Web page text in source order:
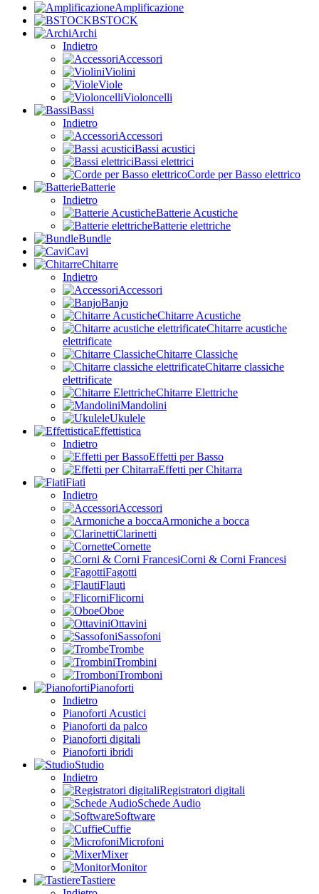
Amplificazione
BSTOCK
Archi
Indietro
Accessori
Violini
Viole
Violoncelli
Bassi
Indietro
Accessori
Bassi acustici
Bassi elettrici
Corde per Basso elettrico
Batterie
Indietro
Batterie Acustiche
Batterie elettriche
Bundle
Cavi
Chitarre
Indietro
Accessori
Banjo
Chitarre Acustiche
Chitarre acustiche
elettrificate
Chitarre Classiche
Chitarre classiche
elettrificate
Chitarre Elettriche
Mandolini
Ukulele
Effettistica
Indietro
Effetti per Basso
Effetti per Chitarra
Fiati
Indietro
Accessori
Armoniche a bocca
Clarinetti
Cornette
Corni & Corni Francesi
Fagotti
Flauti
Flicorni
Oboe
Ottavini
Sassofoni
Trombe
Trombini
Tromboni
Pianoforti
Indietro
Pianoforti Acustici
Pianoforti da palco
Pianoforti digitali
Pianoforti ibridi
Studio
Indietro
Registratori digitali
Schede Audio
Software
Cuffie
Microfoni
Mixer
Monitor
Tastiere